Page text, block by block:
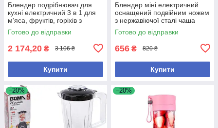
Блендер подрібнювач для
кухні електричний 3 в 1 для
м'яса, фруктів, горіхів з
чашею 2л + пляшка 0,6л для
смузі
Готово до відправки
2 174,20 ₴ 3 106 ₴
Купити
Блендер міні електричний
оснащений подвійним ножем
з нержавіючої сталі чаша
600мл
Готово до відправки
656 ₴ 820 ₴
Купити
–20% –20%